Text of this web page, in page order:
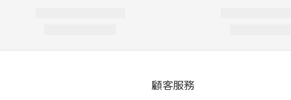
顧客服務